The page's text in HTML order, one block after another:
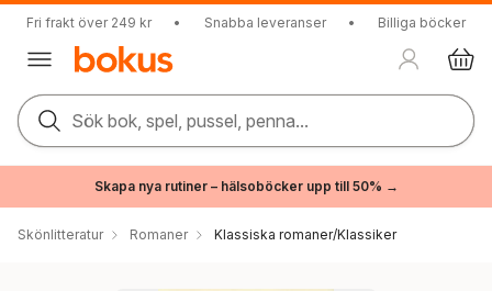
Fri frakt över 249 kr • Snabba leveranser • Billiga böcker
Sök bok, spel, pussel, penna...
Skapa nya rutiner – hälsoböcker upp till 50% →
Skönlitteratur Romaner Klassiska romaner/Klassiker